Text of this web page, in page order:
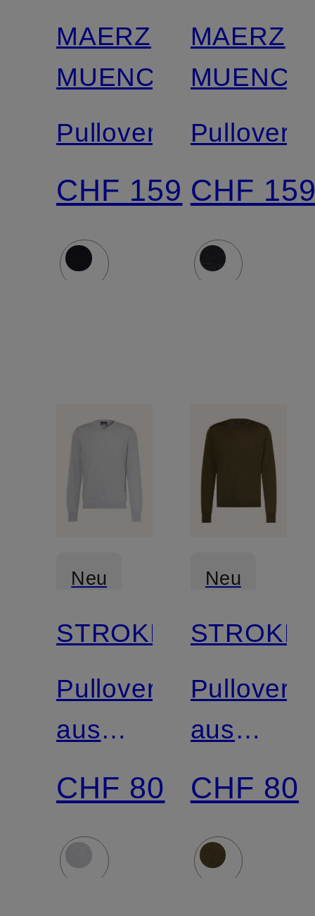
MAERZ
MUENCHEN
Pullover
CHF 159
MAERZ
Pullover
CHF
Neu
Zertifiziert
STROKESMAN'S
Pullover
aus
Merinowolle
CHF 80
Neu
Zertifiziert
Pullover
aus
CHF 80